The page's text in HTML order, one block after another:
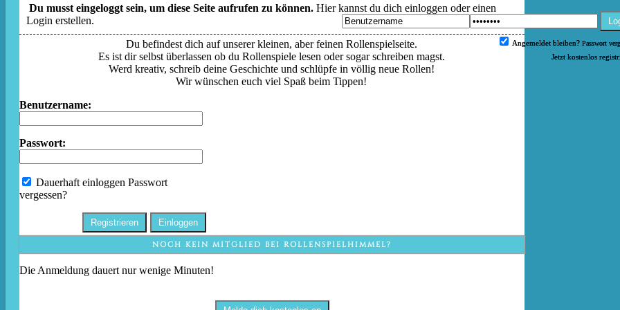
Angemeldet bleiben? Passwort
Jetzt kostenlos
Du musst eingeloggt sein, um diese Seite aufrufen zu können. Hier kannst du dich einloggen oder einen
Login erstellen.
Du befindest dich auf unserer kleinen, aber feinen Rollenspielseite.
Es ist dir selbst überlassen ob du Rollenspiele lesen oder sogar schreiben magst.
Werd kreativ, schreib deine Geschichte und schlüpfe in völlig neue Rollen!
Wir wünschen euch viel Spaß beim Tippen!
Benutzername:
Passwort:
Dauerhaft einloggen Passwort
vergessen?
NOCH KEIN MITGLIED BEI ROLLENSPIELHIMMEL?
Die Anmeldung dauert nur wenige Minuten!